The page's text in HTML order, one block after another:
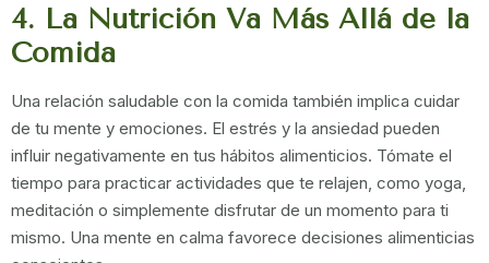
4. La Nutrición Va Más Allá de la
Comida
Una relación saludable con la comida también implica cuidar
de tu mente y emociones. El estrés y la ansiedad pueden
influir negativamente en tus hábitos alimenticios. Tómate el
tiempo para practicar actividades que te relajen, como yoga,
meditación o simplemente disfrutar de un momento para ti
mismo. Una mente en calma favorece decisiones alimenticias